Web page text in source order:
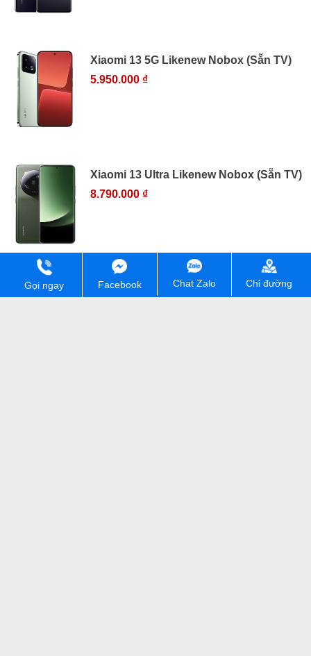
Xiaomi 13 5G Likenew Nobox (Sẵn TV)
5.950.000 ₫
Xiaomi 13 Ultra Likenew Nobox (Sẵn TV)
8.790.000 ₫
Xiaomi 14 5G Mới 100% (Sẵn TV)
Gọi ngay Facebook Chat Zalo Chỉ đường